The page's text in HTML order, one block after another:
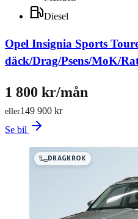
Diesel
Opel Insignia Sports
däck/Drag/Psens/MoK/
149 900 kr
eller
1 800 kr/mån
Se bil
DRAGKROK